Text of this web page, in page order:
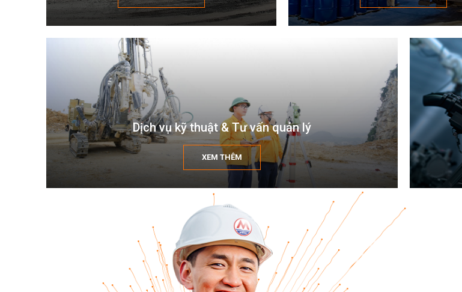
Dịch vụ kỹ thuật & Tư vấn quản lý
XEM THÊM